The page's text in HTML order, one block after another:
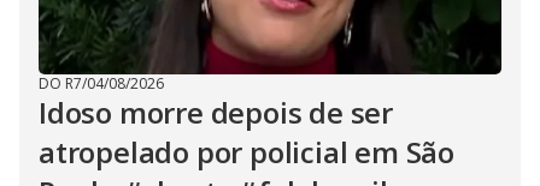
DO R7/04/08/2026
Idoso morre depois de ser
atropelado por policial em São